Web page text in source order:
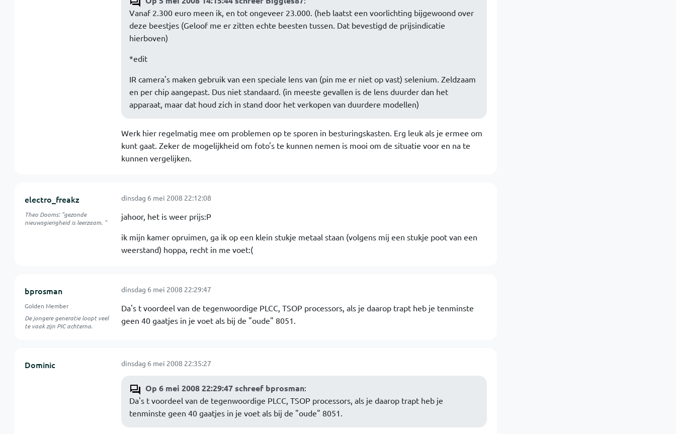
Vanaf 2.300 euro meen ik, en tot ongeveer 23.000. (heb laatst een voorlichting bijgewoond over
deze beestjes (Geloof me er zitten echte beesten tussen. Dat bevestigd de prijsindicatie
hierboven)
*edit
IR camera's maken gebruik van een speciale lens van (pin me er niet op vast) selenium. Zeldzaam
en per chip aangepast. Dus niet standaard. (in meeste gevallen is de lens duurder dan het
apparaat, maar dat houd zich in stand door het verkopen van duurdere modellen)
Werk hier regelmatig mee om problemen op te sporen in besturingskasten. Erg leuk als je ermee om
kunt gaat. Zeker de mogelijkheid om foto's te kunnen nemen is mooi om de situatie voor en na te
kunnen vergelijken.
electro_freakz
Theo Dooms: "gezonde
nieuwsgierigheid is leerzaam. "
dinsdag 6 mei 2008 22:12:08
jahoor, het is weer prijs:P
ik mijn kamer opruimen, ga ik op een klein stukje metaal staan (volgens mij een stukje poot van een
weerstand) hoppa, recht in me voet:(
bprosman
Golden Member
De jongere generatie loopt veel
te vaak zijn PIC achterna.
dinsdag 6 mei 2008 22:29:47
Da's t voordeel van de tegenwoordige PLCC, TSOP processors, als je daarop trapt heb je tenminste
geen 40 gaatjes in je voet als bij de "oude" 8051.
Dominic dinsdag 6 mei 2008 22:35:27
Op 6 mei 2008 22:29:47 schreef bprosman:
Da's t voordeel van de tegenwoordige PLCC, TSOP processors, als je daarop trapt heb je
tenminste geen 40 gaatjes in je voet als bij de "oude" 8051.